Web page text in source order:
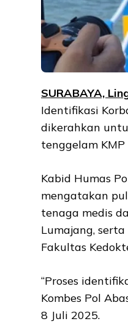
SURABAYA,
Identifikasi
dikerahkan
tenggelam
Kabid Humas
mengatakan
tenaga medis
Lumajang,
Fakultas
“Proses
Kombes Pol
8 Juli 2025.